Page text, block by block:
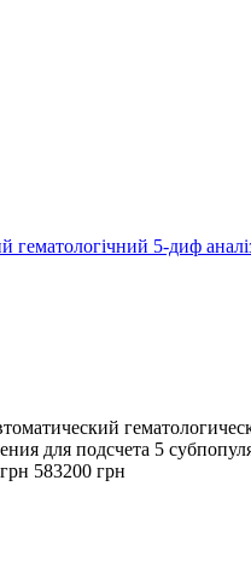
гематологічний 5-диф
для подсчета 5
583200 грн